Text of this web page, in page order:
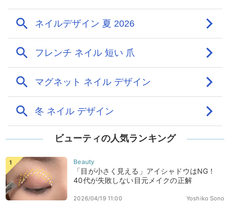
ビューティの人気ランキング
「目が小さく見える」アイシャドウはNG！
40代が失敗しない目元メイクの正解
Yoshiko Sono
2026/04/19 11:00